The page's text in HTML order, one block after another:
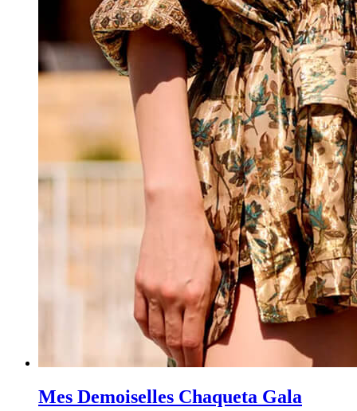
Mes Demoiselles Chaqueta Gala